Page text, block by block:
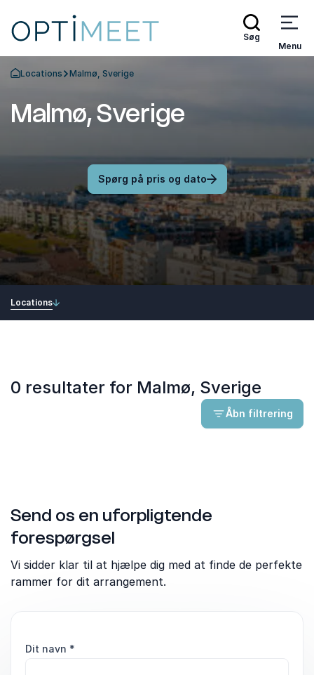
Søg
Menu
Tilbage til forsiden
Locations Malmø, Sverige
Malmø, Sverige
Spørg på pris og dato
Locations
0 resultater for Malmø, Sverige
Åbn filtrering
Send os en uforpligtende
forespørgsel
Vi sidder klar til at hjælpe dig med at finde de perfekte
rammer for dit arrangement.
Dit navn *